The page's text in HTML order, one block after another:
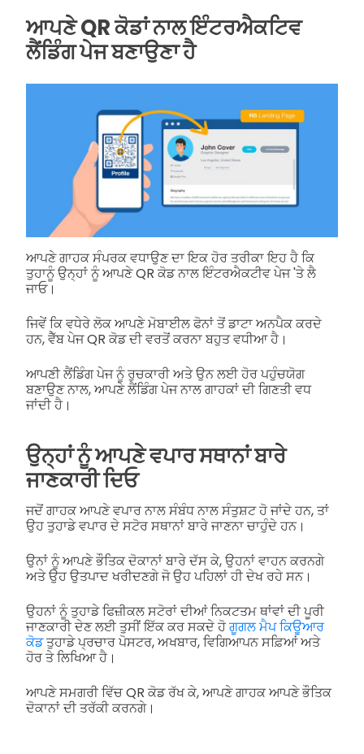
ਆਪਣੇ QR ਕੋਡਾਂ ਨਾਲ ਇੰਟਰਐਕਟਿਵ
ਲੈਂਡਿੰਗ ਪੇਜ ਬਣਾਉਣਾ ਹੈ
ਆਪਣੇ ਗਾਹਕ ਸੰਪਰਕ ਵਧਾਉਣ ਦਾ ਇਕ ਹੋਰ ਤਰੀਕਾ ਇਹ ਹੈ ਕਿ
ਤੁਹਾਨੂੰ ਉਨ੍ਹਾਂ ਨੂੰ ਆਪਣੇ QR ਕੋਡ ਨਾਲ ਇੰਟਰਐਕਟੀਵ ਪੇਜ 'ਤੇ ਲੈ
ਜਾਓ।
ਜਿਵੇਂ ਕਿ ਵਧੇਰੇ ਲੋਕ ਆਪਣੇ ਮੋਬਾਈਲ ਫੋਨਾਂ ਤੋਂ ਡਾਟਾ ਅਨਪੈਕ ਕਰਦੇ
ਹਨ, ਵੈੱਬ ਪੇਜ QR ਕੋਡ ਦੀ ਵਰਤੋਂ ਕਰਨਾ ਬਹੁਤ ਵਧੀਆ ਹੈ।
ਆਪਣੀ ਲੈਂਡਿੰਗ ਪੇਜ ਨੂੰ ਰੁਚਕਾਰੀ ਅਤੇ ਉਨ ਲਈ ਹੋਰ ਪਹੁੰਚਯੋਗ
ਬਣਾਉਣ ਨਾਲ, ਆਪਣੇ ਲੈਂਡਿੰਗ ਪੇਜ ਨਾਲ ਗਾਹਕਾਂ ਦੀ ਗਿਣਤੀ ਵਧ
ਜਾਂਦੀ ਹੈ।
ਉਨ੍ਹਾਂ ਨੂੰ ਆਪਣੇ ਵਪਾਰ ਸਥਾਨਾਂ ਬਾਰੇ
ਜਾਣਕਾਰੀ ਦਿਓ
ਜਦੋਂ ਗਾਹਕ ਆਪਣੇ ਵਪਾਰ ਨਾਲ ਸੰਬੰਧ ਨਾਲ ਸੰਤੁਸ਼ਟ ਹੋ ਜਾਂਦੇ ਹਨ, ਤਾਂ
ਉਹ ਤੁਹਾਡੇ ਵਪਾਰ ਦੇ ਸਟੋਰ ਸਥਾਨਾਂ ਬਾਰੇ ਜਾਣਨਾ ਚਾਹੁੰਦੇ ਹਨ।
ਉਨਾਂ ਨੂੰ ਆਪਣੇ ਭੌਤਿਕ ਦੋਕਾਨਾਂ ਬਾਰੇ ਦੱਸ ਕੇ, ਉਹਨਾਂ ਵਾਹਨ ਕਰਨਗੇ
ਅਤੇ ਉਹ ਉਤਪਾਦ ਖਰੀਦਣਗੇ ਜੋ ਉਹ ਪਹਿਲਾਂ ਹੀ ਦੇਖ ਰਹੇ ਸਨ।
ਉਹਨਾਂ ਨੂੰ ਤੁਹਾਡੇ ਫਿਜ਼ੀਕਲ ਸਟੋਰਾਂ ਦੀਆਂ ਨਿਕਟਤਮ ਥਾਂਵਾਂ ਦੀ ਪੂਰੀ
ਜਾਣਕਾਰੀ ਦੇਣ ਲਈ ਤੁਸੀਂ ਇੱਕ ਕਰ ਸਕਦੇ ਹੋਗੂਗਲ ਮੈਪ ਕਿਊਆਰ
ਕੋਡਤੁਹਾਡੇ ਪ੍ਰਚਾਰ ਪੋਸਟਰ, ਅਖਬਾਰ, ਵਿਗਿਆਪਨ ਸਫ਼ਿਆਂ ਅਤੇ
ਹੋਰ ਤੇ ਲਿਖਿਆ ਹੈ।
ਆਪਣੇ ਸਮਗਰੀ ਵਿੱਚ QR ਕੋਡ ਰੱਖ ਕੇ, ਆਪਣੇ ਗਾਹਕ ਆਪਣੇ ਭੌਤਿਕ
ਦੋਕਾਨਾਂ ਦੀ ਤਰੱਕੀ ਕਰਨਗੇ।